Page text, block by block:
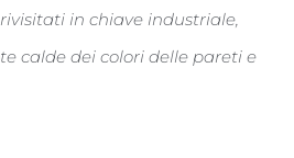
in chiave industriale,
calde dei colori delle pareti e